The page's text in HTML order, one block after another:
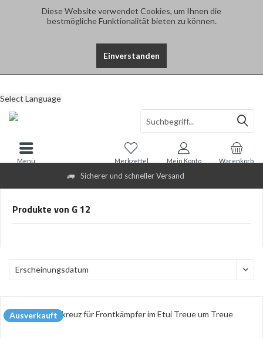
Diese Website verwendet Cookies, um Ihnen die
bestmögliche Funktionalität bieten zu können.
Einverstanden
Sicherer und schneller Versand
Select Language
Warenkorb
Merkzettel Mein Konto
Menü
Produkte von G 12
Ausverkauft